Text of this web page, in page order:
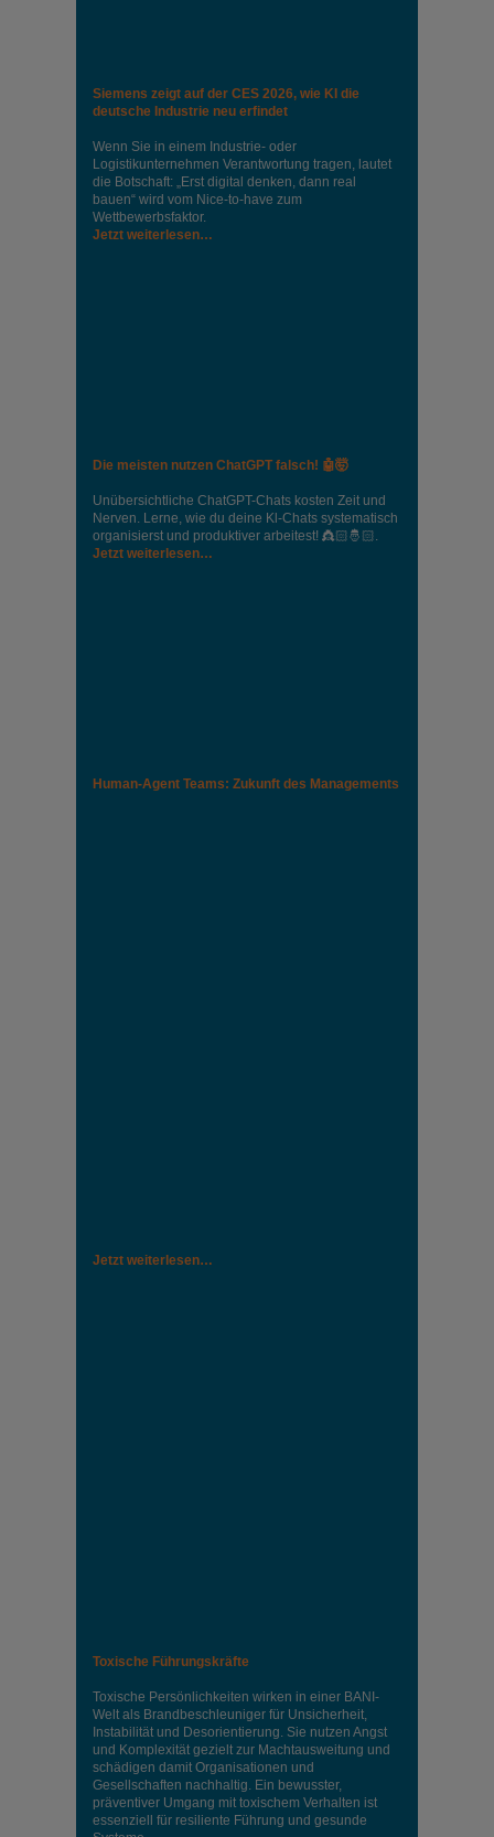
Siemens zeigt auf der CES 2026, wie KI die
deutsche Industrie neu erfindet
Wenn Sie in einem Industrie‑ oder
Logistikunternehmen Verantwortung tragen, lautet
die Botschaft: „Erst digital denken, dann real
bauen“ wird vom Nice‑to‑have zum
Wettbewerbsfaktor.
Jetzt weiterlesen…
Die meisten nutzen ChatGPT falsch! 🤖🤯
Unübersichtliche ChatGPT-Chats kosten Zeit und
Nerven. Lerne, wie du deine Kl-Chats systematisch
organisierst und produktiver arbeitest! 👸🏻🤴🏻.
Jetzt weiterlesen…
Human-Agent Teams: Zukunft des Managements
Jetzt weiterlesen…
Toxische Führungskräfte
Toxische Persönlichkeiten wirken in einer BANI-
Welt als Brandbeschleuniger für Unsicherheit,
Instabilität und Desorientierung. Sie nutzen Angst
und Komplexität gezielt zur Machtausweitung und
schädigen damit Organisationen und
Gesellschaften nachhaltig. Ein bewusster,
präventiver Umgang mit toxischem Verhalten ist
essenziell für resiliente Führung und gesunde